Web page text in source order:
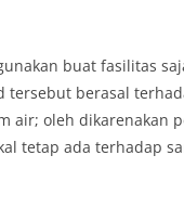
buat fasilitas
berasal
air; oleh dikarenakan
tetap ada terhadap